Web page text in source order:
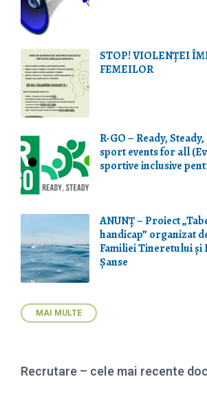
STOP! VIOLENŢEI
FEMEILOR
R-GO – Ready,
sport events for all
sportive inclusive
ANUNȚ – Proiect
handicap” organizat
Familiei Tineretului și
Șanse
MAI MULTE
Recrutare – cele mai recente